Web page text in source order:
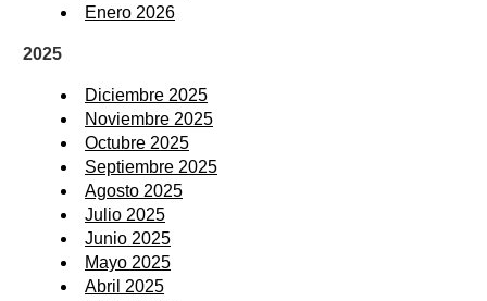
Enero 2026
2025
Diciembre 2025
Noviembre 2025
Octubre 2025
Septiembre 2025
Agosto 2025
Julio 2025
Junio 2025
Mayo 2025
Abril 2025